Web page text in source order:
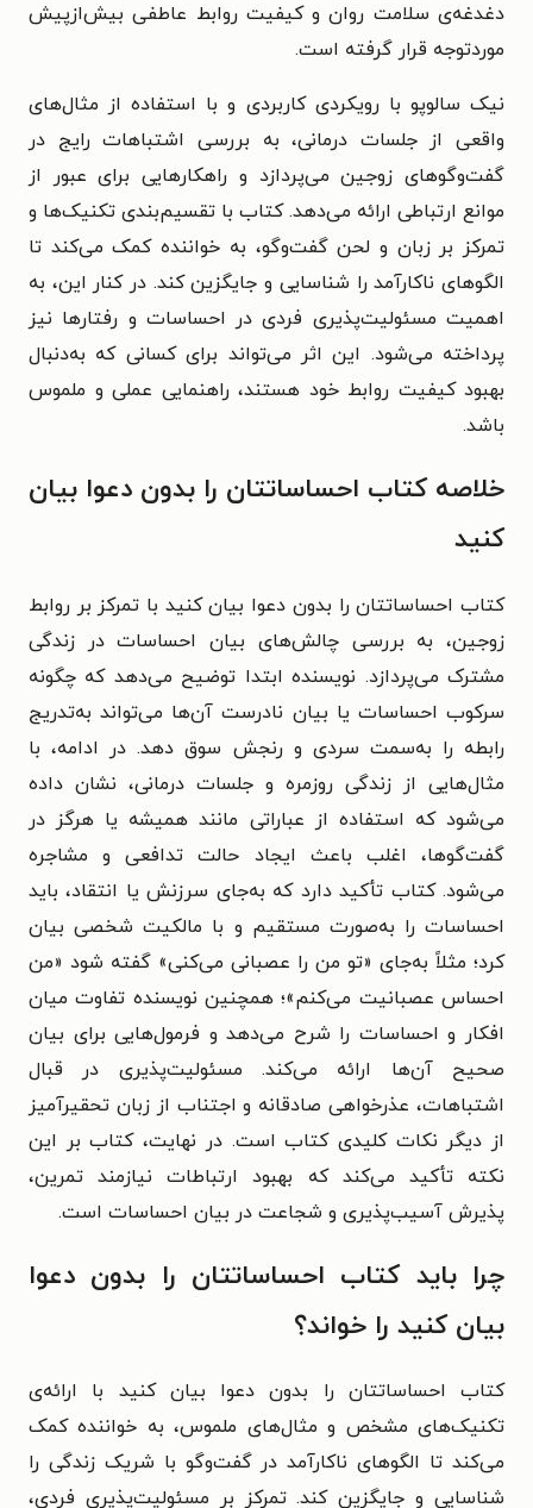
دغدغه‌ی سلامت روان و کیفیت روابط عاطفی بیش‌ازپیش
موردتوجه قرار گرفته است.
نیک سالوپو با رویکردی کاربردی و با استفاده از مثال‌های
واقعی از جلسات درمانی، به بررسی اشتباهات رایج در
گفت‌وگوهای زوجین می‌پردازد و راهکارهایی برای عبور از
موانع ارتباطی ارائه می‌دهد. کتاب با تقسیم‌بندی تکنیک‌ها و
تمرکز بر زبان و لحن گفت‌وگو، به خواننده کمک می‌کند تا
الگوهای ناکارآمد را شناسایی و جایگزین کند. در کنار این، به
اهمیت مسئولیت‌پذیری فردی در احساسات و رفتارها نیز
پرداخته می‌شود. این اثر می‌تواند برای کسانی که به‌دنبال
بهبود کیفیت روابط خود هستند، راهنمایی عملی و ملموس
باشد.
خلاصه کتاب احساساتتان را بدون دعوا بیان
کنید
کتاب احساساتتان را بدون دعوا بیان کنید با تمرکز بر روابط
زوجین، به بررسی چالش‌های بیان احساسات در زندگی
مشترک می‌پردازد. نویسنده ابتدا توضیح می‌دهد که چگونه
سرکوب احساسات یا بیان نادرست آن‌ها می‌تواند به‌تدریج
رابطه را به‌سمت سردی و رنجش سوق دهد. در ادامه، با
مثال‌هایی از زندگی روزمره و جلسات درمانی، نشان داده
می‌شود که استفاده از عباراتی مانند همیشه یا هرگز در
گفت‌گوها، اغلب باعث ایجاد حالت تدافعی و مشاجره
می‌شود. کتاب تأکید دارد که به‌جای سرزنش یا انتقاد، باید
احساسات را به‌صورت مستقیم و با مالکیت شخصی بیان
کرد؛ مثلاً به‌جای «تو من را عصبانی می‌کنی» گفته شود «من
احساس عصبانیت می‌کنم»؛ همچنین نویسنده تفاوت میان
افکار و احساسات را شرح می‌دهد و فرمول‌هایی برای بیان
صحیح آن‌ها ارائه می‌کند. مسئولیت‌پذیری در قبال
اشتباهات، عذرخواهی صادقانه و اجتناب از زبان تحقیرآمیز
از دیگر نکات کلیدی کتاب است. در نهایت، کتاب بر این
نکته تأکید می‌کند که بهبود ارتباطات نیازمند تمرین،
پذیرش آسیب‌پذیری و شجاعت در بیان احساسات است.
چرا باید کتاب احساساتتان را بدون دعوا
بیان کنید را خواند؟
کتاب احساساتتان را بدون دعوا بیان کنید با ارائه‌ی
تکنیک‌های مشخص و مثال‌های ملموس، به خواننده کمک
می‌کند تا الگوهای ناکارآمد در گفت‌وگو با شریک زندگی را
شناسایی و جایگزین کند. تمرکز بر مسئولیت‌پذیری فردی،